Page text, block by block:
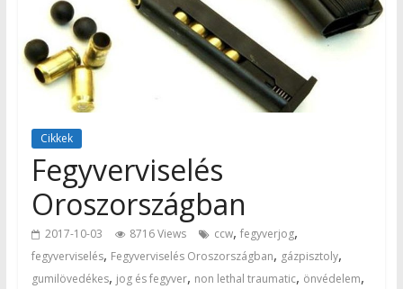
Cikkek
Fegyverviselés
Oroszországban
2017-10-03 8716 Views ccw, fegyverjog,
fegyverviselés, Fegyverviselés Oroszországban, gázpisztoly,
gumilövedékes, jog és fegyver, non lethal traumatic, önvédelem,